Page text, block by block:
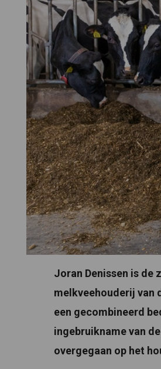
Joran Denissen is de
melkveehouderij van
een gecombineerd
ingebruikname van
overgegaan op het